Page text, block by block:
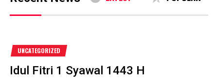
UNCATEGORIZED
Idul Fitri 1 Syawal 1443 H